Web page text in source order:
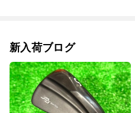
新入荷ブログ